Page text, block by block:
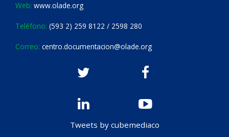
Web: www.olade.org
Teléfono: (593 2) 259 8122 / 2598 280
Correo: centro.documentacion@olade.org
Tweets by cubemediaco